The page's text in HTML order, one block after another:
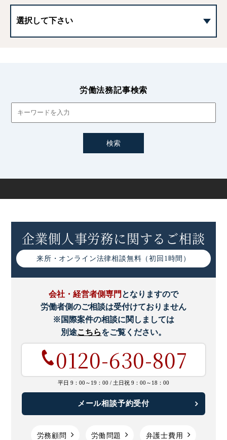
産前産後休業とは｜期間や給与、有給の取り扱い、労務手
母性保護規定とは｜労働基準法上の定めや企業の対応につ
いて
労働法務記事検索
企業側人事労務に関するご相談
来所・オンライン法律相談無料（初回1時間）
会社・経営者側専門 となりますので
労働者側のご相談は受付けておりません
※国際案件の相談に関しましては
別途こちらをご覧ください。
0120-630-807
平日 9：00～19：00 / 土日祝 9：00～18：00
メール相談予約受付
労務顧問 労働問題 弁護士費用